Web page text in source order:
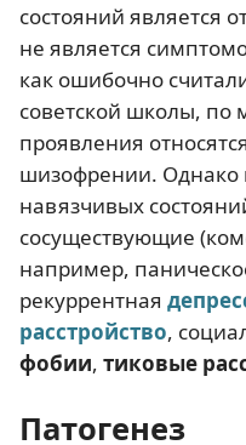
состояний является
не является
как ошибочно
советской школы, по
проявления
шизофрении. Однако
навязчивых
сосуществующие
например,
рекуррентная
расстройство,
фобии, тиковые
Патогенез